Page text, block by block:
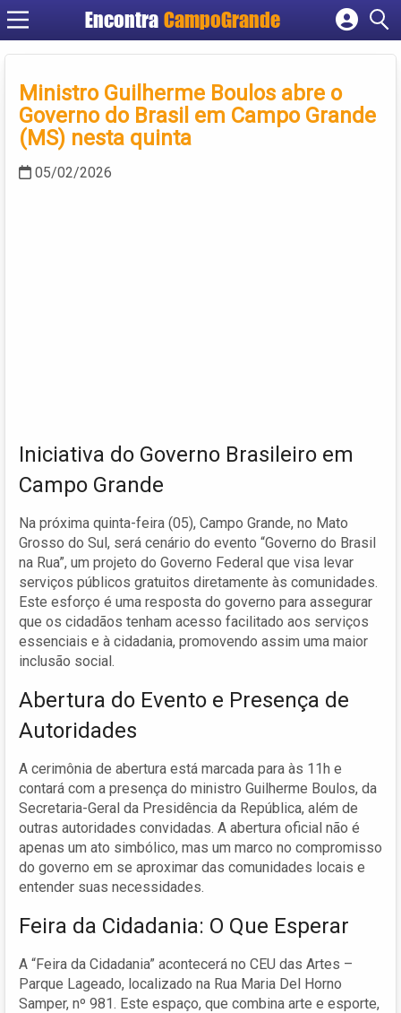
Encontra CampoGrande
Cadastrar empresa
Criar conta
Ministro Guilherme Boulos abre o
Governo do Brasil em Campo Grande
(MS) nesta quinta
05/02/2026
Iniciativa do Governo Brasileiro em
Campo Grande
Na próxima quinta-feira (05), Campo Grande, no Mato
Grosso do Sul, será cenário do evento “Governo do Brasil
na Rua”, um projeto do Governo Federal que visa levar
serviços públicos gratuitos diretamente às comunidades.
Este esforço é uma resposta do governo para assegurar
que os cidadãos tenham acesso facilitado aos serviços
essenciais e à cidadania, promovendo assim uma maior
inclusão social.
Abertura do Evento e Presença de
Autoridades
A cerimônia de abertura está marcada para às 11h e
contará com a presença do ministro Guilherme Boulos, da
Secretaria-Geral da Presidência da República, além de
outras autoridades convidadas. A abertura oficial não é
apenas um ato simbólico, mas um marco no compromisso
do governo em se aproximar das comunidades locais e
entender suas necessidades.
Feira da Cidadania: O Que Esperar
A “Feira da Cidadania” acontecerá no CEU das Artes –
Parque Lageado, localizado na Rua Maria Del Horno
Samper, nº 981. Este espaço, que combina arte e esporte,